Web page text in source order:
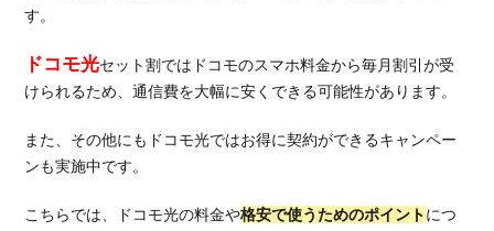
す。
ドコモ光セット割ではドコモのスマホ料金から毎月割引が受
けられるため、通信費を大幅に安くできる可能性があります。
また、その他にもドコモ光ではお得に契約ができるキャンペー
ンも実施中です。
こちらでは、ドコモ光の料金や格安で使うためのポイントにつ